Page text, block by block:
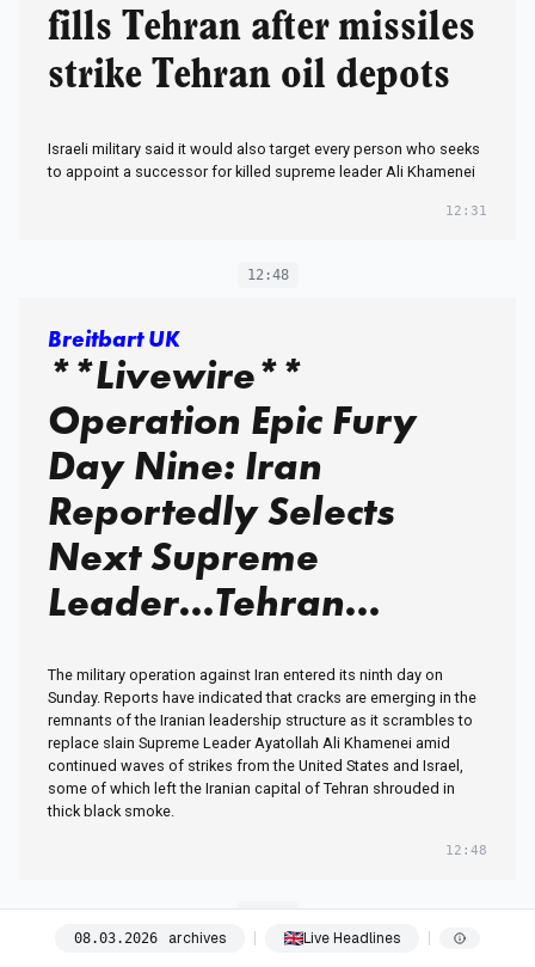
fills Tehran after missiles
strike Tehran oil depots
Israeli military said it would also target every person who seeks
to appoint a successor for killed supreme leader Ali Khamenei
12:31
12:48
Breitbart UK
**Livewire**
Operation Epic Fury
Day Nine: Iran
Reportedly Selects
Next Supreme
Leader…Tehran
The military operation against Iran entered its ninth day on
Sunday. Reports have indicated that cracks are emerging in the
remnants of the Iranian leadership structure as it scrambles to
replace slain Supreme Leader Ayatollah Ali Khamenei amid
continued waves of strikes from the United States and Israel,
some of which left the Iranian capital of Tehran shrouded in
thick black smoke.
12:48
12:54
08.03.2026 archives Live Headlines